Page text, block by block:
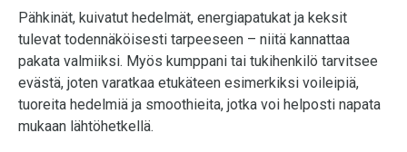
Pähkinät, kuivatut hedelmät, energiapatukat ja keksit
tulevat todennäköisesti tarpeeseen – niitä kannattaa
pakata valmiiksi. Myös kumppani tai tukihenkilö tarvitsee
evästä, joten varatkaa etukäteen esimerkiksi voileipiä,
tuoreita hedelmiä ja smoothieita, jotka voi helposti napata
mukaan lähtöhetkellä.